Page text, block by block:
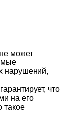
может
нарушений,
что
на его
такое